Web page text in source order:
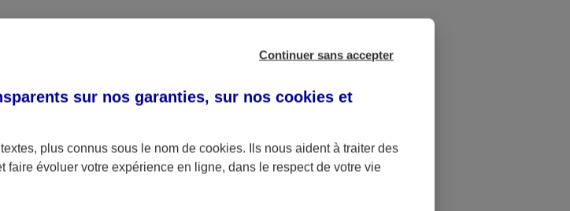
Continuer sans accepter
sur nos garanties, sur nos cookies et
plus connus sous le nom de cookies. Ils nous aident à traiter des
évoluer votre expérience en ligne, dans le respect de votre vie